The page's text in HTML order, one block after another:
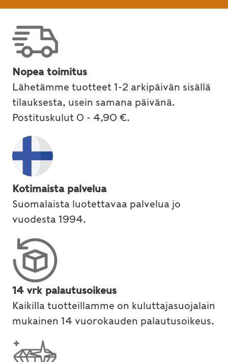
Nopea toimitus
Lähetämme tuotteet 1-2 arkipäivän sisällä
tilauksesta, usein samana päivänä.
Postituskulut 0 - 4,90 €.
Kotimaista palvelua
Suomalaista luotettavaa palvelua jo
vuodesta 1994.
14 vrk palautusoikeus
Kaikilla tuotteillamme on kuluttajasuojalain
mukainen 14 vuorokauden palautusoikeus.